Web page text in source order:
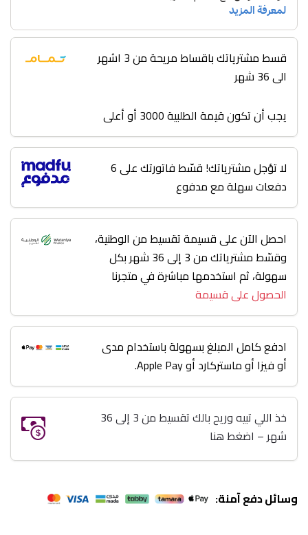
قسط مشترياتك باقساط مريحة من 3 اشهر
الى 36 شهر
يجب أن تكون قيمة الطلبية 3000 أو أعلى
لا تؤجل مشترياتك! قسّط فاتورتك على 6
دفعات سهلة مع مدفوع
احصل الآن على قسيمة تقسيط من الوطنية،
وقسّط مشترياتك من 3 إلى 36 شهر بكل
سهولة، ثم استخدمها مباشرة في متجرنا
الحصول على قسيمة
ادفع كامل المبلغ بسهولة باستخدام مدى
أو فيزا أو ماستركارد أو Apple Pay.
خذ اللي تبيه وريح بالك تقسيط من 3 إلى 36
شهر – اضغط هنا
وسائل دفع آمنة: